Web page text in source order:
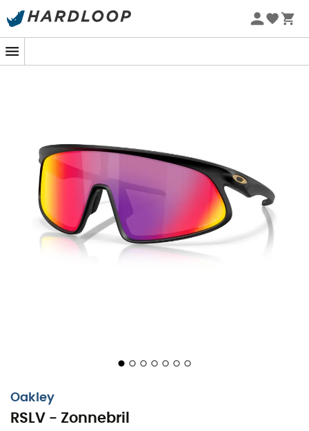
Zomeraanbiedingen 🔥 -5% EXTRA vanaf 2 producten* met
Oakley
RSLV - Zonnebril